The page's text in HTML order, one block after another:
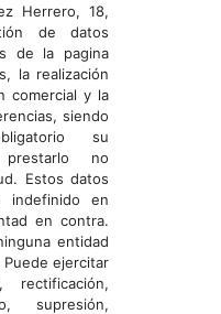
Herrero, 18,
de datos
de la pagina
la realización
comercial y la
siendo
su
no
Estos datos
indefinido en
en contra.
entidad
ejercitar
supresión,